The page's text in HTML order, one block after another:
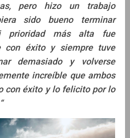
pero hizo un trabajo
sido bueno terminar
prioridad más alta fue
con éxito y siempre tuve
demasiado y volverse
increíble que ambos
con éxito y lo felicito por lo